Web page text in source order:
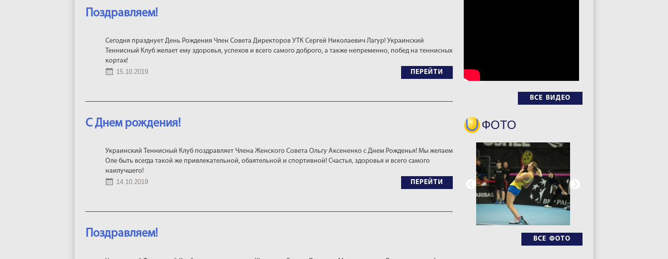
ВСЕ ВИДЕО
ФОТО
ВСЕ ФОТО
Поздравляем!
Сегодня празднует День Рождения Член Совета Директоров УТК Сергей Николаевич Лагур! Украинский
Теннисный Клуб желает ему здоровья, успехов и всего самого доброго, а также непременно, побед на теннисных
кортах!
15.10.2019
ПЕРЕЙТИ
С Днем рождения!
Украинский Теннисный Клуб поздравляет Члена Женского Совета Ольгу Аксененко с Днем Рожденья! Мы желаем
Оле быть всегда такой же привлекательной, обаятельной и спортивной! Счастья, здоровья и всего самого
наилучшего!
14.10.2019
ПЕРЕЙТИ
Поздравляем!